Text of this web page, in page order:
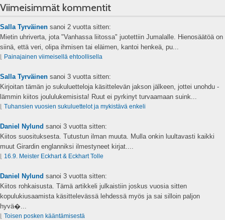
Viimeisimmät kommentit
Salla Tyrväinen sanoi 2 vuotta sitten:
Mietin uhriverta, jota "Vanhassa liitossa" juotettiin Jumalalle. Hienosäätöä on
siinä, että veri, olipa ihmisen tai eläimen, kantoi henkeä, pu...
⌊ Painajainen viimeisellä ehtoollisella
Salla Tyrväinen sanoi 3 vuotta sitten:
Kirjoitan tämän jo sukuluetteloja käsittelevän jakson jälkeen, jottei unohdu -
lämmin kiitos joululukemisista! Ruut ei pyrkinyt turvaamaan suink...
⌊ Tuhansien vuosien sukuluettelot ja mykistävä enkeli
Daniel Nylund sanoi 3 vuotta sitten:
Kiitos suosituksesta. Tutustun ilman muuta. Mulla onkin luultavasti kaikki
muut Girardin englanniksi ilmestyneet kirjat....
⌊ 16.9. Meister Eckhart & Eckhart Tolle
Daniel Nylund sanoi 3 vuotta sitten:
Kiitos rohkaisusta. Tämä artikkeli julkaistiin joskus vuosia sitten
kopulukiusaamista käsittelevässä lehdessä myös ja sai silloin paljon
hyvä�...
⌊ Toisen posken kääntämisestä